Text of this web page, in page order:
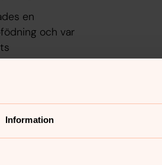
Information
en
och var
medlem i